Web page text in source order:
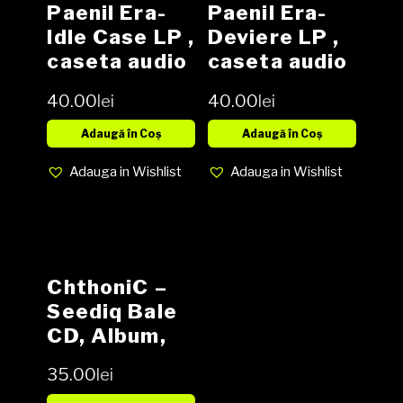
Paenil Era-
Idle Case LP ,
caseta audio
40.00lei
Adaugă în Coș
Adauga in Wishlist
Paenil Era-
Deviere LP ,
caseta audio
40.00lei
Adaugă în Coș
Adauga in Wishlist
ChthoniC –
Seediq Bale
CD, Album,
media NM
35.00lei